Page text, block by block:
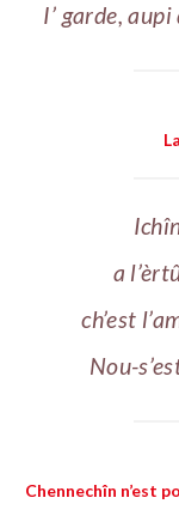
I’ garde,
a
ch’est
Nou-
Chennechîn n’est